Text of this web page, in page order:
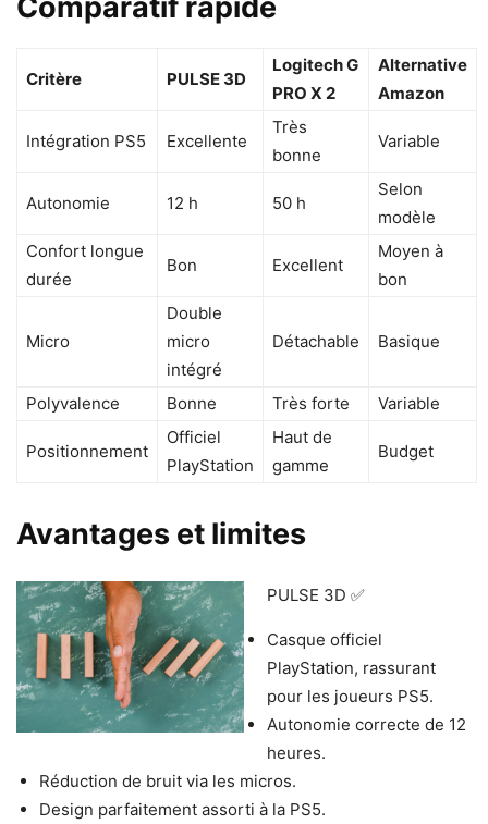
Critère PULSE 3D
Logitech G
PRO X 2
Alternative
Amazon
Intégration PS5 Excellente
Très
bonne
Variable
Autonomie 12 h 50 h
Selon
modèle
Confort longue
durée
Bon Excellent
Moyen à
bon
Micro
Double
micro
intégré
Détachable Basique
Polyvalence Bonne Très forte Variable
Positionnement
Officiel
PlayStation
Haut de
gamme
Budget
Avantages et limites
PULSE 3D ✅
Casque officiel
PlayStation, rassurant
pour les joueurs PS5.
Autonomie correcte de 12
heures.
Réduction de bruit via les micros.
Design parfaitement assorti à la PS5.